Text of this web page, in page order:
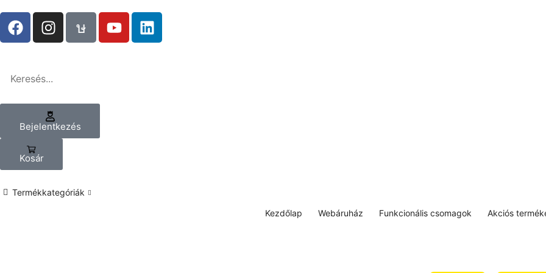
Bejelentkezés
Kosár
Termékkategóriák
Kezdőlap
Webáruház Funkcionális csomagok Akciós